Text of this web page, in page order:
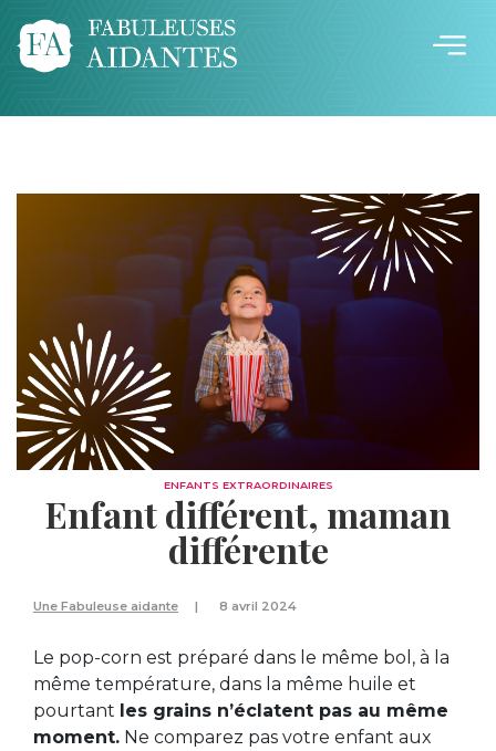
ENFANTS EXTRAORDINAIRES
Enfant différent, maman
différente
Une Fabuleuse aidante 8 avril 2024
Le pop-corn est préparé dans le même bol, à la
même température, dans la même huile et
pourtant les grains n’éclatent pas au même
moment. Ne comparez pas votre enfant aux